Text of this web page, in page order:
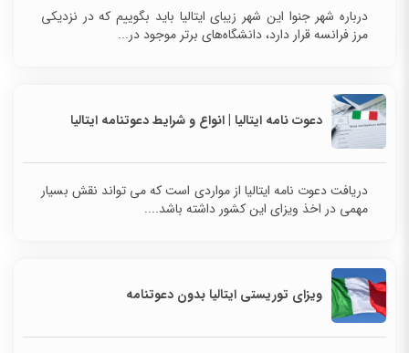
درباره شهر جنوا این شهر زیبای ایتالیا باید بگوییم که در نزدیکی
مرز فرانسه قرار دارد، دانشگاه‌های برتر موجود در...
دعوت نامه ایتالیا | انواع و شرایط دعوتنامه ایتالیا
دریافت دعوت نامه ایتالیا از مواردی است که می تواند نقش بسیار
مهمی در اخذ ویزای این کشور داشته باشد....
ویزای توریستی ایتالیا بدون دعوتنامه